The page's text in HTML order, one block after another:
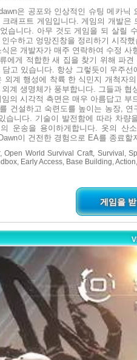
은 공포와 인상적인 슈팅 메카닉
크래프트 게임입니다. 게임의 개발은
습니다. 아무 것도 게임을 되 살릴
수하고 엉망진창을 정리하기 시작
은 개발자가 매주 연락하여 수정 사
에게 적합한 새 집을 찾기 위해 파
담고 있습니다. 항상 그렇듯이 우주
외계 행성에 착륙 한 식민지 개척자
계 생명체가 풍부합니다. 그들과
의 시각적 측면은 매우 아름답고
건설하고 숙련도를 높이는 농장,
습니다. 기술이 발전함에 따라 차량
운송을 용이하게합니다. 옷의 산
이 건전한 경험으로 EA를 종료
Open World Survival Craft, Survival,
Early Access, Base Building,
게임을